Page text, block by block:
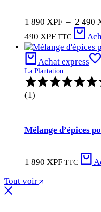
1 890 XPF – 2 490
490 XPF TTC
Achat express
La Plantation
(1)
Mélange d’épices
1 890 XPF TTC
Tout voir